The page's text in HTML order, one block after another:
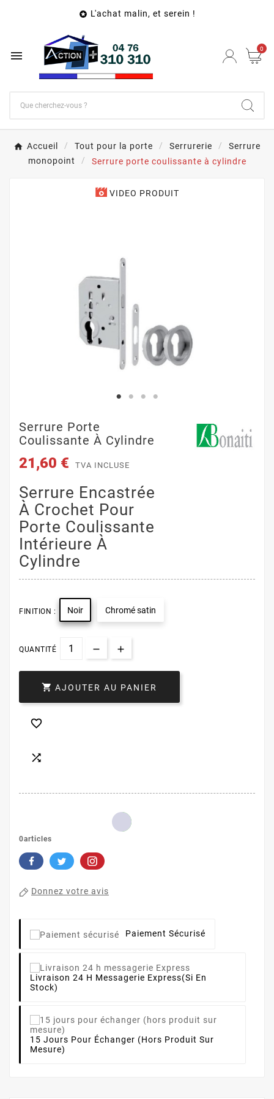
 L'achat malin, et serein !
 0
Accueil Tout pour la porte Serrurerie
Serrure
monopoint
Serrure porte coulissante à cylindre
VIDEO PRODUIT
Serrure Porte
Coulissante À Cylindre
21,60 € TVA INCLUSE
Serrure Encastrée
À Crochet Pour
Porte Coulissante
Intérieure À
Cylindre
FINITION : Noir Chromé satin
QUANTITÉ
 AJOUTER AU PANIER


0articles
Donnez votre avis
Paiement Sécurisé
Livraison 24 H Messagerie Express(si En
Stock)
15 Jours Pour Échanger (hors Produit Sur
Mesure)